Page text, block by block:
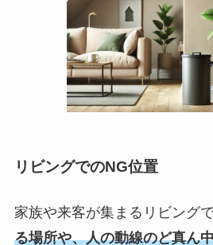
リビングでのNG位置
家族や来客が集まるリビングで
る場所や、人の動線のど真ん